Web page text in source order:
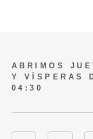
ABRIMOS
Y VÍSPERAS
04:30